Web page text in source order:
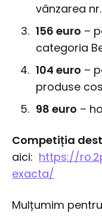
vânzarea nr.
156 euro –
categoria
104 euro –
produse
98 euro –
Competiția
aici: https://
exacta/
Mulțumim